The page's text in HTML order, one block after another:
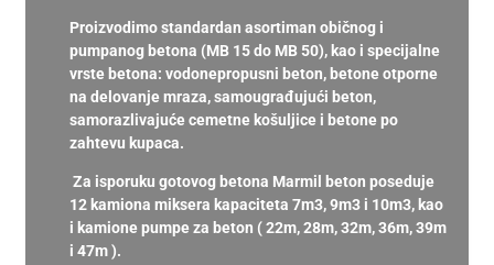
Proizvodimo standardan asortiman običnog i
pumpanog betona (MB 15 do MB 50), kao i specijalne
vrste betona: vodonepropusni beton, betone otporne
na delovanje mraza, samougrađujući beton,
samorazlivajuće cemetne košuljice i betone po
zahtevu kupaca.
Za isporuku gotovog betona Marmil beton poseduje
12 kamiona miksera kapaciteta 7m3, 9m3 i 10m3, kao
i kamione pumpe za beton ( 22m, 28m, 32m, 36m, 39m
i 47m ).